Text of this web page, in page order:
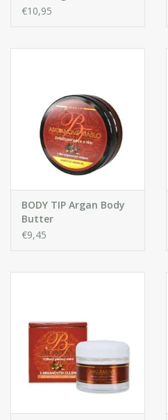
Bodylotion met
€10,95
BODY TIP Argan Body
Butter
€9,45